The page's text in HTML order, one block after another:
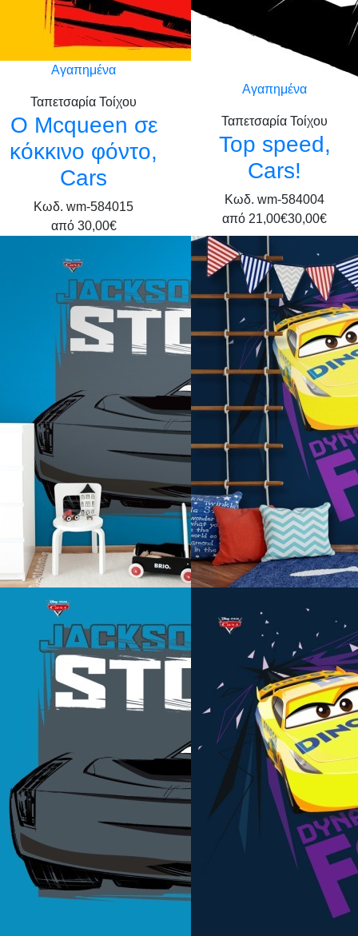
Αγαπημένα
Ταπετσαρία Τοίχου
Ο Mcqueen σε
κόκκινο φόντο,
Cars
Κωδ. wm-584015
από 30,00€
Αγαπημένα
Ταπετσαρία Τοίχου
Top speed,
Cars!
Κωδ. wm-584004
από 21,00€30,00€